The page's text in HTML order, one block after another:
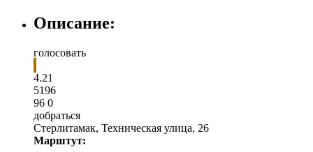
Описание:
голосовать
4.21
5196
96 0
добраться
Стерлитамак, Техническая улица, 26
Марштут: